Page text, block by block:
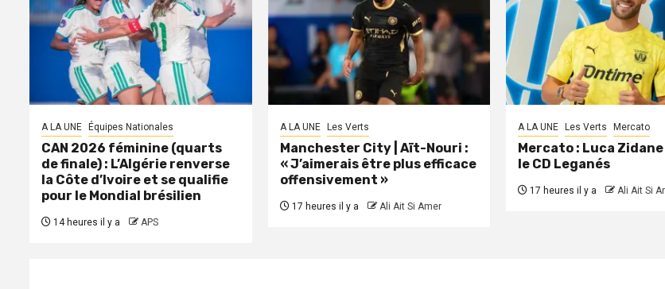
A LA UNE Équipes Nationales
CAN 2026 féminine (quarts
de finale) : L’Algérie renverse
la Côte d’Ivoire et se qualifie
pour le Mondial brésilien
14 heures il y a APS
A LA UNE Les Verts
Manchester City | Aït-Nouri :
« J’aimerais être plus efficace
offensivement »
17 heures il y a Ali Ait Si Amer
A LA UNE Les Verts Mercato
Mercato : Luca
le CD Leganés
17 heures il y a Ali Ait Si